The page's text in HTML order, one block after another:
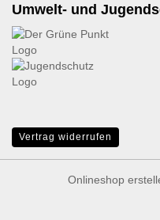
Umwelt- und
Vertrag widerrufen
Onlineshop